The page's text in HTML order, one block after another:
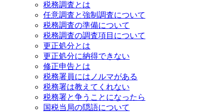
税務調査とは
任意調査と強制調査について
税務調査の準備について
税務調査の調査項目について
更正処分とは
更正処分に納得できない
修正申告とは
税務署員にはノルマがある
税務署は教えてくれない
税務署と争うことになったら
国税当局の隠語について